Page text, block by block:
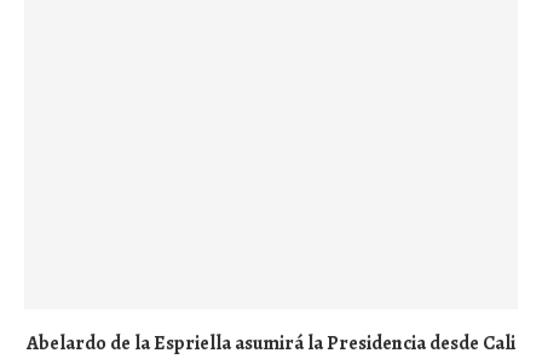
Abelardo de la Espriella asumirá la Presidencia desde Cali